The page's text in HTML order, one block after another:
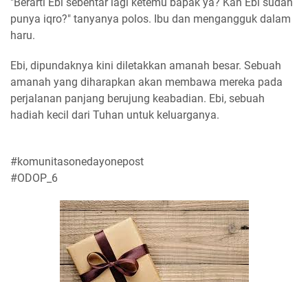
punya iqro?" tanyanya polos. Ibu dan mengangguk dalam
haru.
Ebi, dipundaknya kini diletakkan amanah besar. Sebuah
amanah yang diharapkan akan membawa mereka pada
perjalanan panjang berujung keabadian. Ebi, sebuah
hadiah kecil dari Tuhan untuk keluarganya.
#komunitasonedayonepost
#ODOP_6